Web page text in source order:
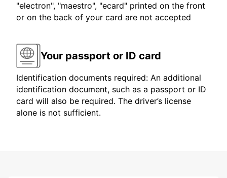
"electron", "maestro", "ecard" printed on the front
or on the back of your card are not accepted
Your passport or ID card
Identification documents required: An additional
identification document, such as a passport or ID
card will also be required. The driver’s license
alone is not sufficient.